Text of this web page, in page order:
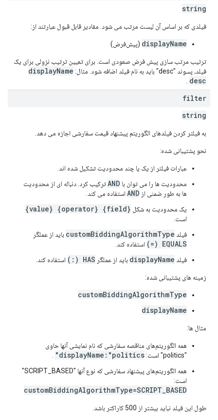
string
فیلدی که بر اساس آن لیست مرتب می شود. مقادیر قابل قبول عبارتند از:
displayName (پیش‌فرض)
ترتیب مرتب سازی پیش فرض صعودی است. برای تعیین ترتیب نزولی برای یک
فیلد، پسوند "desc" باید به نام فیلد اضافه شود. مثال:
displayName
desc
filter
string
به فیلتر کردن فیلدهای الگوریتم پیشنهاد قیمت سفارشی اجازه می دهد.
نحو پشتیبانی شده:
عبارات فیلتر از یک یا چند محدودیت تشکیل شده اند.
محدودیت ها را می توان با ANDترکیب کرد. دنباله ای از محدودیت
ها به طور ضمنی از AND استفاده می کند.
یک محدودیت به شکل {field} {operator} {value}
است.
فیلد customBiddingAlgorithmType باید از عملگر
EQUALS (=)
استفاده کند.
فیلد displayName باید از عملگر HAS (:) استفاده کند.
زمینه های پشتیبانی شده:
customBiddingAlgorithmType
displayName
مثال ها:
همه الگوریتم‌های مناقصه سفارشی که نام نمایشی آنها حاوی
"politics" است:
displayName:"politics"
همه الگوریتم‌های پیشنهاد سفارشی که نوع آنها "SCRIPT_BASED"
است:
customBiddingAlgorithmType=SCRIPT_BASED
طول این فیلد نباید بیشتر از 500 کاراکتر باشد.